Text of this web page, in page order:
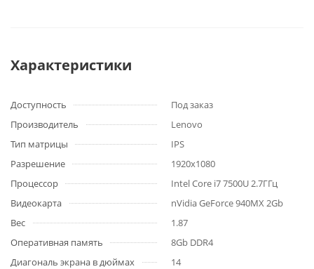
Характеристики
Доступность
Под заказ
Производитель
Lenovo
Тип матрицы
IPS
Разрешение
1920x1080
Процессор
Intel Core i7 7500U 2.7ГГц
Видеокарта
nVidia GeForce 940MX 2Gb
Вес
1.87
Оперативная память
8Gb DDR4
Диагональ экрана в дюймах
14